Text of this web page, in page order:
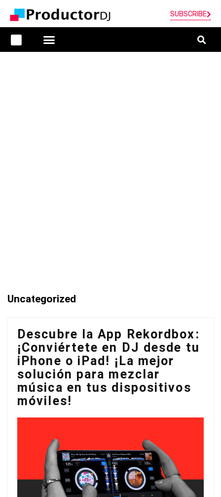
SUBSCRIBE
Uncategorized
Descubre la App Rekordbox:
¡Conviértete en DJ desde tu
iPhone o iPad! ¡La mejor
solución para mezclar
música en tus dispositivos
móviles!